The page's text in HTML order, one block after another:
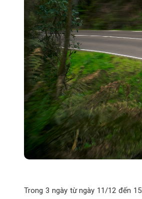
Trong 3 ngày từ ngày 11/12 đến